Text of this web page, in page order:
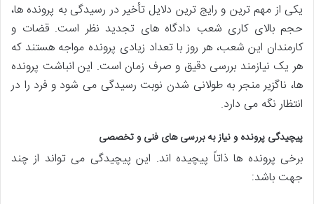
یکی از مهم ترین و رایج ترین دلایل تأخیر در رسیدگی به پرونده ها،
حجم بالای کاری شعب دادگاه های تجدید نظر است. قضات و
کارمندان این شعب، هر روز با تعداد زیادی پرونده مواجه هستند که
هر یک نیازمند بررسی دقیق و صرف زمان است. این انباشت پرونده
ها، ناگزیر منجر به طولانی شدن نوبت رسیدگی می شود و فرد را در
انتظار نگه می دارد.
پیچیدگی پرونده و نیاز به بررسی های فنی و تخصصی
برخی پرونده ها ذاتاً پیچیده اند. این پیچیدگی می تواند از چند
جهت باشد: